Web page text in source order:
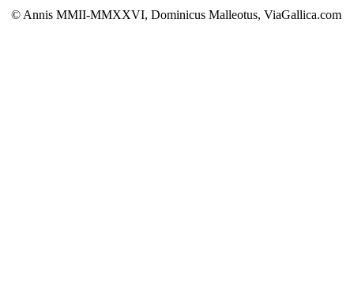
© Annis MMII-MMXXVI, Dominicus Malleotus, ViaGallica.com